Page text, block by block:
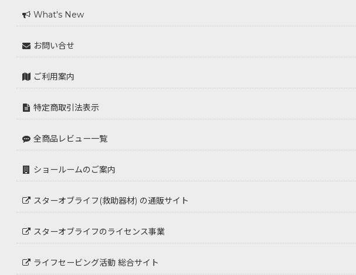
What's New
お問い合せ
ご利用案内
特定商取引法表示
全商品レビュー一覧
ショールームのご案内
スターオブライフ(救助器材) の通販サイト
スターオブライフのライセンス事業
ライフセービング活動 総合サイト